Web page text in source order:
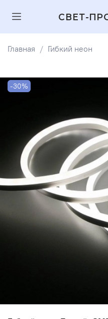
СВЕТ-
Главная Гибкий неон
-30%